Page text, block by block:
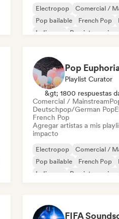
Electropop
Comercial /
Pop bailable
French Pop
Indie pop
Pop
Pop
Playlist Curator
&gt; 1800 respuestas
Comercial / Mainstream
Deutschpop/German Pop
French Pop
Agregar artistas a mis
impacto
Electropop
Comercial /
Pop bailable
French Pop
Indie pop
Pop